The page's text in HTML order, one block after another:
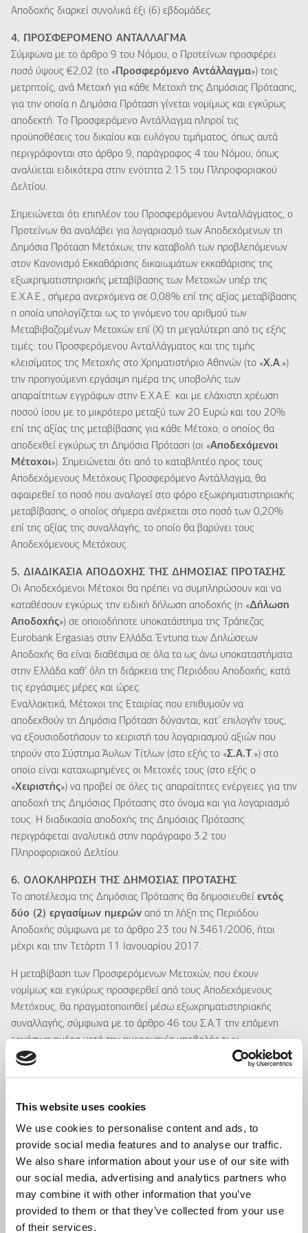
This website uses cookies
We use cookies to personalise content and ads, to
provide social media features and to analyse our traffic.
We also share information about your use of our site with
our social media, advertising and analytics partners who
may combine it with other information that you’ve
provided to them or that they’ve collected from your use
of their services.
Αποδοχής διαρκεί συνολικά έξι (6) εβδομάδες.
4. ΠΡΟΣΦΕΡΟΜΕΝΟ ΑΝΤΑΛΛΑΓΜΑ
Σύμφωνα με το άρθρο 9 του Νόμου, ο Προτείνων προσφέρει
ποσό ύψους €2,02 (το «Προσφερόμενο Αντάλλαγμα») τοις
μετρητοίς, ανά Μετοχή για κάθε Μετοχή της Δημόσιας Πρότασης,
για την οποία η Δημόσια Πρόταση γίνεται νομίμως και εγκύρως
αποδεκτή. Το Προσφερόμενο Αντάλλαγμα πληροί τις
προϋποθέσεις του δικαίου και ευλόγου τιμήματος, όπως αυτά
περιγράφονται στο άρθρο 9, παράγραφος 4 του Νόμου, όπως
αναλύεται ειδικότερα στην ενότητα 2.15 του Πληροφοριακού
Δελτίου.
Σημειώνεται ότι επιπλέον του Προσφερόμενου Ανταλλάγματος, ο
Προτείνων θα αναλάβει για λογαριασμό των Αποδεχόμενων τη
Δημόσια Πρόταση Μετόχων, την καταβολή των προβλεπόμενων
στον Κανονισμό Εκκαθάρισης δικαιωμάτων εκκαθάρισης της
εξωχρηματιστηριακής μεταβίβασης των Μετοχών υπέρ της
Ε.Χ.Α.Ε., σήμερα ανερχόμενα σε 0,08% επί της αξίας μεταβίβασης
η οποία υπολογίζεται ως το γινόμενο του αριθμού των
Μεταβιβαζομένων Μετοχών επί (Χ) τη μεγαλύτερη από τις εξής
τιμές: του Προσφερόμενου Ανταλλάγματος και της τιμής
κλεισίματος της Μετοχής στο Χρηματιστήριο Αθηνών (το «Χ.Α.»)
την προηγούμενη εργάσιμη ημέρα της υποβολής των
απαραίτητων εγγράφων στην E.X.A.E. και με ελάχιστη χρέωση
ποσού ίσου με το μικρότερο μεταξύ των 20 Ευρώ και του 20%
επί της αξίας της μεταβίβασης για κάθε Μέτοχο, ο οποίος θα
αποδεχθεί εγκύρως τη Δημόσια Πρόταση (οι «Αποδεχόμενοι
Μέτοχοι»). Σημειώνεται ότι από το καταβλητέο προς τους
Αποδεχόμενους Μετόχους Προσφερόμενο Αντάλλαγμα, θα
αφαιρεθεί το ποσό που αναλογεί στο φόρο εξωχρηματιστηριακής
μεταβίβασης, ο οποίος σήμερα ανέρχεται στο ποσό των 0,20%
επί της αξίας της συναλλαγής, το οποίο θα βαρύνει τους
Αποδεχόμενους Μετόχους.
5. ΔΙΑΔΙΚΑΣΙΑ ΑΠΟΔΟΧΗΣ ΤΗΣ ΔΗΜΟΣΙΑΣ ΠΡΟΤΑΣΗΣ
Οι Αποδεχόμενοι Μέτοχοι θα πρέπει να συμπληρώσουν και να
καταθέσουν εγκύρως την ειδική δήλωση αποδοχής (η «Δήλωση
Αποδοχής») σε οποιοδήποτε υποκατάστημα της Τράπεζας
Eurobank Ergasias στην Ελλάδα. Έντυπα των Δηλώσεων
Αποδοχής θα είναι διαθέσιμα σε όλα τα ως άνω υποκαταστήματα
στην Ελλάδα καθ’ όλη τη διάρκεια της Περιόδου Αποδοχής, κατά
τις εργάσιμες μέρες και ώρες.
Εναλλακτικά, Μέτοχοι της Εταιρίας που επιθυμούν να
αποδεχθούν τη Δημόσια Πρόταση δύνανται, κατ’ επιλογήν τους,
να εξουσιοδοτήσουν το χειριστή του λογαριασμού αξιών που
τηρούν στο Σύστημα Άυλων Τίτλων (στο εξής το «Σ.Α.Τ.») στο
οποίο είναι καταχωρημένες οι Μετοχές τους (στο εξής ο
«Χειριστής») να προβεί σε όλες τις απαραίτητες ενέργειες για την
αποδοχή της Δημόσιας Πρότασης στο όνομα και για λογαριασμό
τους. Η διαδικασία αποδοχής της Δημόσιας Πρότασης
περιγράφεται αναλυτικά στην παράγραφο 3.2 του
Πληροφοριακού Δελτίου.
6. ΟΛΟΚΛΗΡΩΣΗ ΤΗΣ ΔΗΜΟΣΙΑΣ ΠΡΟΤΑΣΗΣ
Το αποτέλεσμα της Δημόσιας Πρότασης θα δημοσιευθεί εντός
δύο (2) εργασίμων ημερών από τη λήξη της Περιόδου
Αποδοχής σύμφωνα με το άρθρο 23 του Ν.3461/2006, ήτοι
μέχρι και την Τετάρτη 11 Ιανουαρίου 2017.
Η μεταβίβαση των Προσφερόμενων Μετοχών, που έχουν
νομίμως και εγκύρως προσφερθεί από τους Αποδεχόμενους
Μετόχους, θα πραγματοποιηθεί μέσω εξωχρηματιστηριακής
συναλλαγής, σύμφωνα με το άρθρο 46 του Σ.Α.Τ την επόμενη
εργάσιμη ημέρα μετά την ημερομηνία υποβολής των
απαραίτητων εγγράφων στην εταιρία «Ελληνικό Κεντρικό
(καταβολή) θα πραγματοποιηθεί όπως προβλέπεται στην ενότητα
3.5 του Πληροφοριακού Δελτίου.
7. ΔΙΚΑΙΩΜΑ ΕΞΑΓΟΡΑΣ, ΔΙΚΑΙΩΜΑ ΕΞΟΔΟΥ ΚΑΙ
ΔΙΑΓΡΑΦΗ ΑΠΟ ΤΗΝ ΑΓΟΡΑ ΑΞΙΩΝ
Εφόσον, μετά τη λήξη της Περιόδου Αποδοχής, ο Προτείνων
κατέχει συνολικά Μετοχές που αντιπροσωπεύουν ποσοστό
τουλάχιστον 90% του συνόλου των δικαιωμάτων ψήφου της